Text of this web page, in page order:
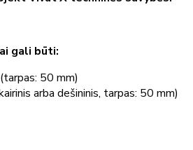
gali būti:
50 mm)
arba dešininis, tarpas: 50 mm)